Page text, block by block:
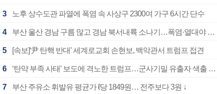
3 노후 상수도관 파열에 폭염 속 사상구 2300여 가구 6시간 단수
4 부산 울산 경남 구름 많고 경남 북서내륙 소나기…폭염·열대야 계속
5 [속보]‘尹 탄핵 반대’ 세계로교회 손현보, 백악관서 트럼프 접견
6 ‘탄약 부족 사태’ 보도에 격노한 트럼프…군사기밀 유출자 색출 지시
7 부산 주유소 휘발유 평균가 ℓ당 1849원… 전주보다 3원 ↓